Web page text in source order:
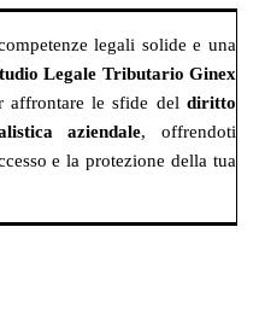
legali solide e una
Legale Tributario Ginex
affrontare le sfide deldiritto
aziendale, offrendoti
e la protezione della tua